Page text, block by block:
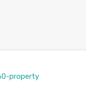
property